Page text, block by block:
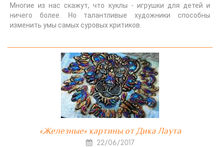
Многие из нас скажут, что куклы - игрушки для детей и
ничего более. Но талантливые художники способны
изменить умы самых суровых критиков.
«Железные» картины от Дика Лаута
22/06/2017